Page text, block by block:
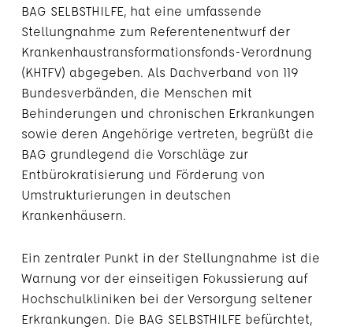
BAG SELBSTHILFE, hat eine umfassende
Stellungnahme zum Referentenentwurf der
Krankenhaustransformationsfonds-Verordnung
(KHTFV) abgegeben. Als Dachverband von 119
Bundesverbänden, die Menschen mit
Behinderungen und chronischen Erkrankungen
sowie deren Angehörige vertreten, begrüßt die
BAG grundlegend die Vorschläge zur
Entbürokratisierung und Förderung von
Umstrukturierungen in deutschen
Krankenhäusern.
Ein zentraler Punkt in der Stellungnahme ist die
Warnung vor der einseitigen Fokussierung auf
Hochschulkliniken bei der Versorgung seltener
Erkrankungen. Die BAG SELBSTHILFE befürchtet,